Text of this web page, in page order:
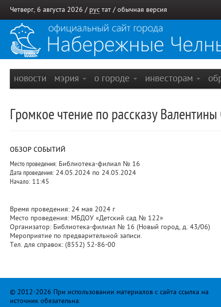
Четверг, 6 августа 2026 / рус тат / обычная версия
новости мэрия о городе инвесторам
Громкое чтение по рассказу
ОБЗОР СОБЫТИЙ
Место проведения: Библиотека-филиал № 16
Дата проведения: 24.05.2024 по 24.05.2024
Начало: 11:45
Время проведения: 24 мая 2024 г
Место проведения: МБДОУ «Детский сад № 122»
Организатор: Библиотека-филиал № 16 (Новый город, д. 43/06)
Мероприятие по предварительной записи.
Тел. для справок: (8552) 52-86-00
© 2012-2026 При использовании материалов с сайта ссылка на
источник обязательна.